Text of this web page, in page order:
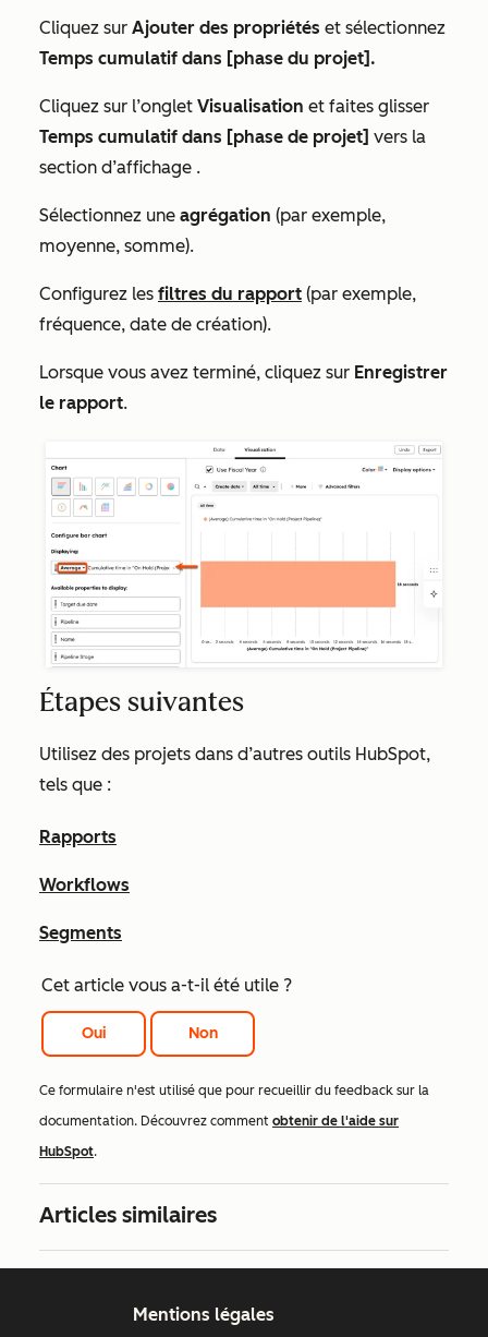
Cliquez sur Ajouter des propriétés et sélectionnez
Temps cumulatif dans [phase du projet].
Cliquez sur l’onglet Visualisation et faites glisser
Temps cumulatif dans [phase de projet] vers la
section d’affichage .
Sélectionnez une agrégation (par exemple,
moyenne, somme).
Configurez les filtres du rapport (par exemple,
fréquence, date de création).
Lorsque vous avez terminé, cliquez sur Enregistrer
le rapport.
Étapes suivantes
Utilisez des projets dans d’autres outils HubSpot,
tels que :
Rapports
Workflows
Segments
Cet article vous a-t-il été utile ?
Oui Non
Ce formulaire n'est utilisé que pour recueillir du feedback sur la
documentation. Découvrez comment obtenir de l'aide sur
HubSpot.
Articles similaires
Mentions légales